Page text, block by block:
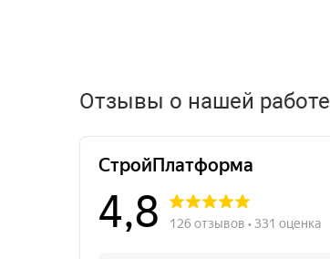
Отзывы о нашей работе